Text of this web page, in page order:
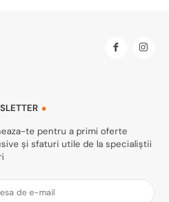
te pentru a primi oferte
și sfaturi utile de la specialiștii